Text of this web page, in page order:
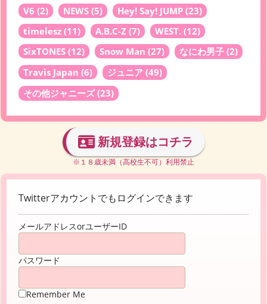
V6 (2) NEWS (5) Hey! Say! JUMP (23)
timelesz (11) A.B.C-Z (7) WEST. (12)
SixTONES (12) Snow Man (27) なにわ男子 (2)
Travis Japan (6) ジュニア (49)
その他ジャニーズ(23)
新規登録はコチラ
※１８歳未満（高校生不可）利用禁止
Twitterアカウントでもログインできます
メールアドレスorユーザーID
パスワード
Remember Me